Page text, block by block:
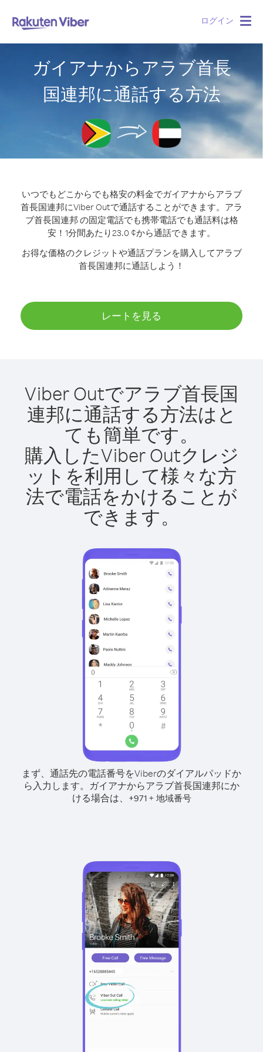
ログイン
ガイアナからアラブ首長
国連邦に通話する方法
いつでもどこからでも格安の料金でガイアナからアラブ
首長国連邦にViber Outで通話することができます。 アラ
ブ首長国連邦 の固定電話でも携帯電話でも通話料は格
安！1分間あたり23.0 ¢から通話できます。
お得な価格のクレジットや通話プランを購入してアラブ
首長国連邦に通話しよう！
レートを見る
Viber Outでアラブ首長国
連邦に通話する方法はと
ても簡単です。
購入したViber Outクレジ
ットを利用して様々な方
法で電話をかけることが
できます。
まず、通話先の電話番号をViberのダイアルパッドか
ら入力します。 ガイアナからアラブ首長国連邦にか
ける場合は、
+971+ 地域番号